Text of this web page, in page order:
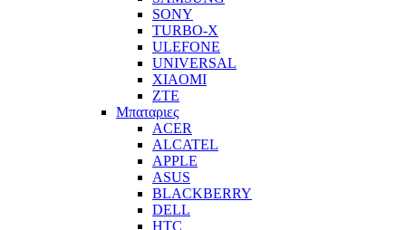
SONY
TURBO-X
ULEFONE
UNIVERSAL
XIAOMI
ZTE
Μπαταριες
ACER
ALCATEL
APPLE
ASUS
BLACKBERRY
DELL
HTC